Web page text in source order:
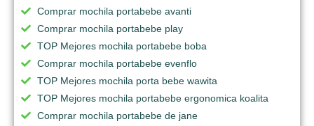
Comprar mochila portabebe avanti
Comprar mochila portabebe play
TOP Mejores mochila portabebe boba
Comprar mochila portabebe evenflo
TOP Mejores mochila porta bebe wawita
TOP Mejores mochila portabebe ergonomica koalita
Comprar mochila portabebe de jane